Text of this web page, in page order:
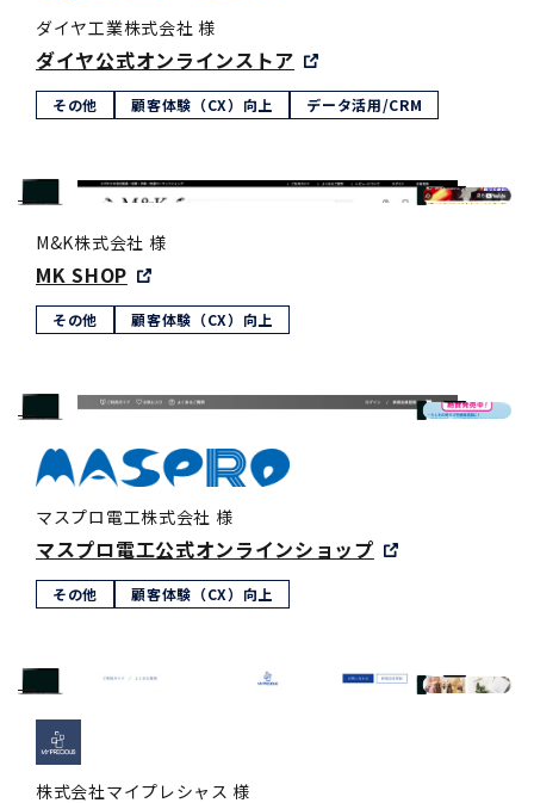
ダイヤ工業株式会社 様
ダイヤ公式オンラインストア
その他 顧客体験（CX）向上 データ活用/CRM
M&K株式会社 様
MK SHOP
その他 顧客体験（CX）向上
マスプロ電工株式会社 様
マスプロ電工公式オンラインショップ
その他 顧客体験（CX）向上
株式会社マイプレシャス 様